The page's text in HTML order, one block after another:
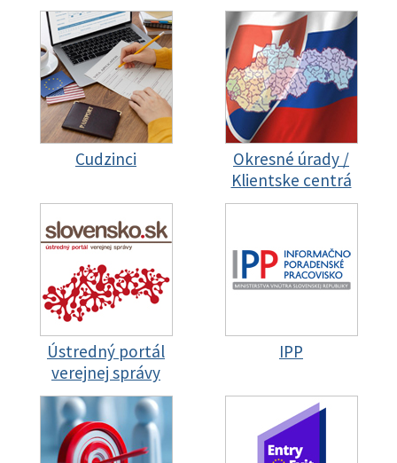
Cudzinci
Okresné úrady /
Klientske centrá
Ústredný portál
verejnej správy
IPP